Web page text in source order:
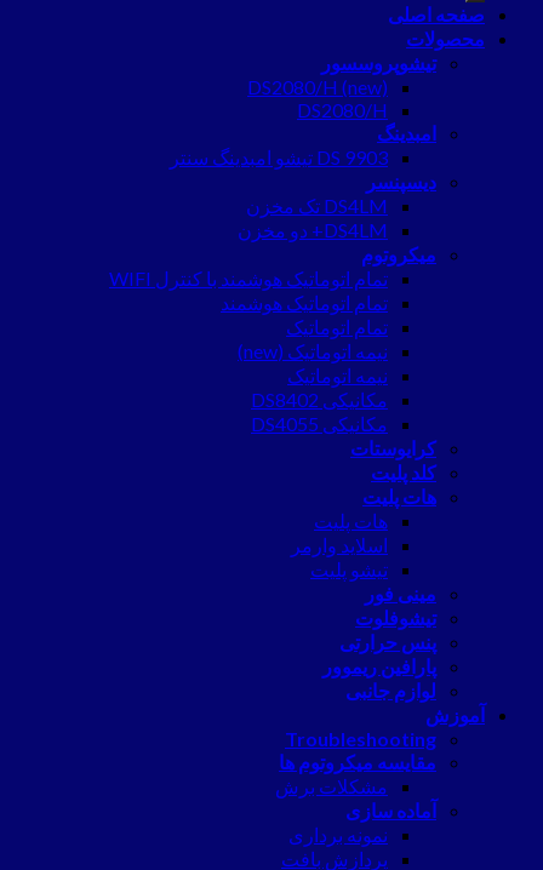
صفحه اصلی
محصولات
تیشوپروسسور
DS2080/H (new)
DS2080/H
امبدینگ
DS 9903 تیشو امبدینگ سنتر
دیسپنسر
DS4LM تک مخزن
DS4LM+ دو مخزن
میکروتوم
تمام اتوماتیک هوشمند با کنترل WIFI
تمام اتوماتیک هوشمند
تمام اتوماتیک
نیمه اتوماتیک (new)
نیمه اتوماتیک
مکانیکی DS8402
مکانیکی DS4055
کرایوستات
کلد پلیت
هات پلیت
هات پلیت
اسلاید وارمر
تیشو پلیت
مینی فور
تیشوفلوت
پنس حرارتی
پارافین ریموور
لوازم جانبی
آموزش
Troubleshooting
مقایسه میکروتوم ها
مشکلات برش
آماده سازی
نمونه برداری
پردازش بافت